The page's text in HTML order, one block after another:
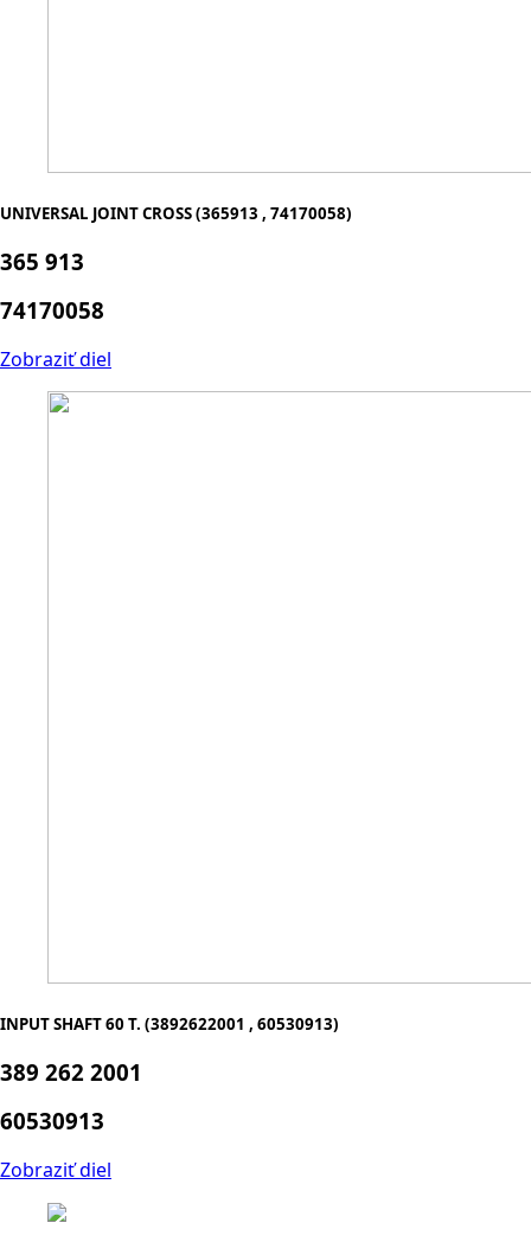
UNIVERSAL JOINT CROSS (365913 , 74170058)
365 913
74170058
Zobraziť diel
INPUT SHAFT 60 T. (3892622001 , 60530913)
389 262 2001
60530913
Zobraziť diel